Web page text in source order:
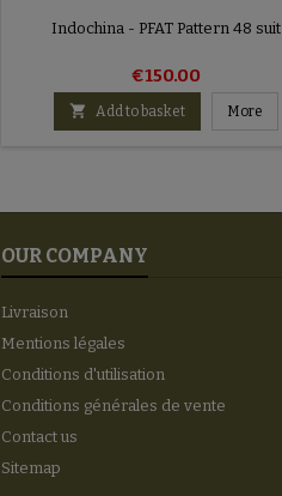
Indochina - PFAT Pattern 48 suit
€150.00
 Add to basket More
OUR COMPANY
Livraison
Mentions légales
Conditions d'utilisation
Conditions générales de vente
Contact us
Sitemap